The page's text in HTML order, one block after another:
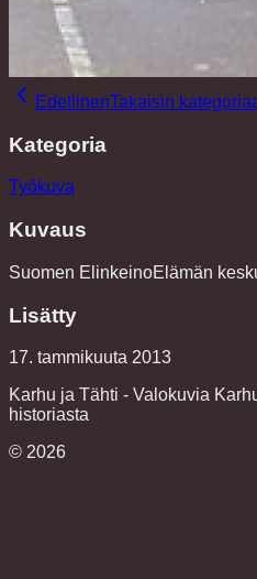
EdellinenTakaisin
Kategoria
Työkuva
Kuvaus
Suomen ElinkeinoElämän
Lisätty
17. tammikuuta 2013
Karhu ja Tähti - Valokuvia
historiasta
© 2026